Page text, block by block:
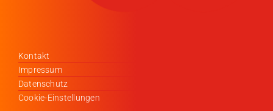
Kontakt
Impressum
Datenschutz
Cookie-Einstellungen